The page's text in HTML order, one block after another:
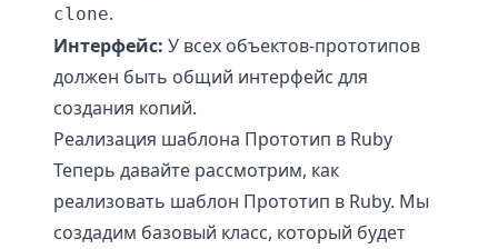
clone.
Интерфейс: У всех объектов-прототипов
должен быть общий интерфейс для
создания копий.
Реализация шаблона Прототип в Ruby
Теперь давайте рассмотрим, как
реализовать шаблон Прототип в Ruby. Мы
создадим базовый класс, который будет